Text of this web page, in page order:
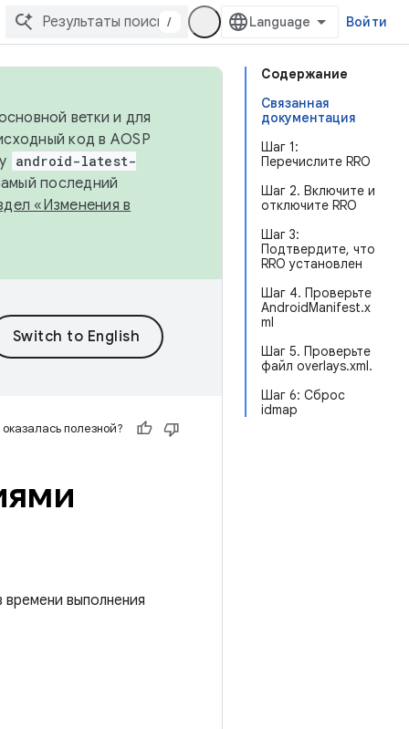
/ Войти
Содержание
Связанная
документация
Шаг 1:
Перечислите RRO
Шаг 2. Включите и
отключите RRO
Шаг 3:
Подтвердите, что
RRO установлен
Шаг 4. Проверьте
AndroidManifest.x
ml
Шаг 5. Проверьте
файл overlays.xml.
Шаг 6: Сброс
idmap
ветки и для
код в AOSP
android-latest-
последний
«Изменения в
полезной?
выполнения